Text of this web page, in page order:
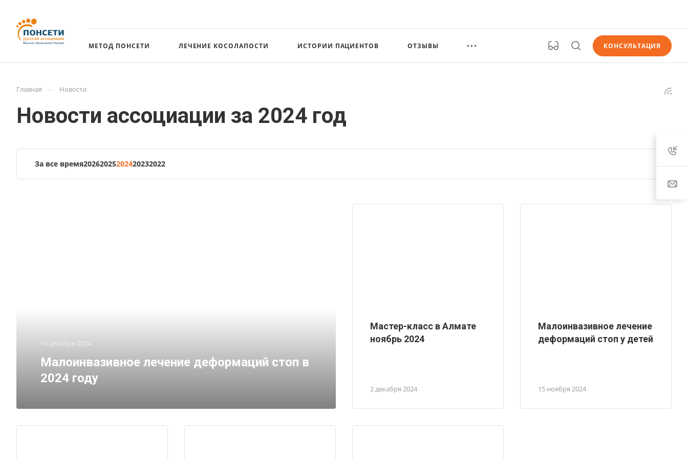
МЕТОД ПОНСЕТИ ЛЕЧЕНИЕ КОСОЛАПОСТИ ИСТОРИИ ПАЦИЕНТОВ ОТЗЫВЫ КОНСУЛЬТАЦИЯ
Главная — Новости
Новости ассоциации за 2024 год
За все время20262025202420232022
16 декабря 2024
Малоинвазивное лечение деформаций стоп в
2024 году
2 декабря 2024
Мастер-класс в Алмате
ноябрь 2024
15 ноября 2024
Малоинвазивное лечение
деформаций стоп у детей